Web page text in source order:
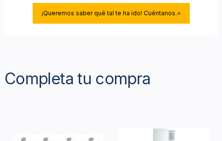
¡Queremos saber qué tal te ha ido! Cuéntanos.⭐
Completa tu compra